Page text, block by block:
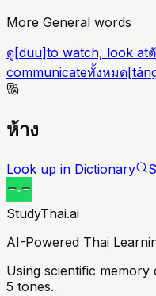
More General words
ดู[duu]to watch, look at
communicateทั้งหมด[
ห้าง
Look up in Dictionary
StudyThai.ai
AI-Powered Thai
Using scientific
5 tones.